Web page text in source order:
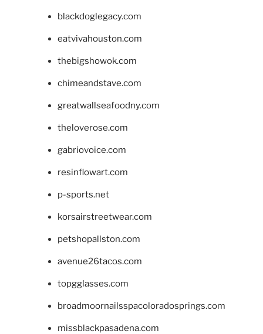
blackdoglegacy.com
eatvivahouston.com
thebigshowok.com
chimeandstave.com
greatwallseafoodny.com
theloverose.com
gabriovoice.com
resinflowart.com
p-sports.net
korsairstreetwear.com
petshopallston.com
avenue26tacos.com
topgglasses.com
broadmoornailsspacoloradosprings.com
missblackpasadena.com